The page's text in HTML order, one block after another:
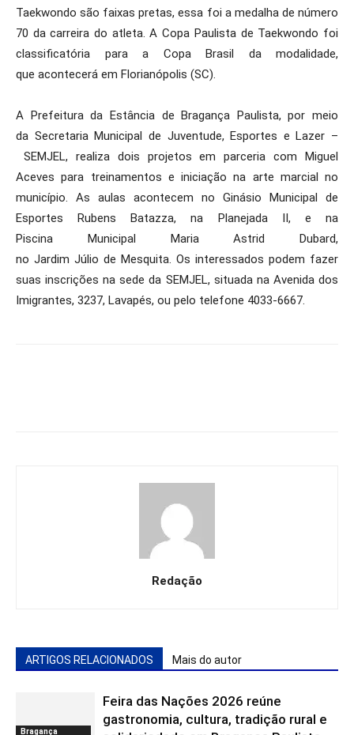
Taekwondo são faixas pretas, essa foi a medalha de número
70 da carreira do atleta. A Copa Paulista de Taekwondo foi
classificatória para a Copa Brasil da modalidade,
que acontecerá em Florianópolis (SC).
A Prefeitura da Estância de Bragança Paulista, por meio
da Secretaria Municipal de Juventude, Esportes e Lazer –
SEMJEL, realiza dois projetos em parceria com Miguel
Aceves para treinamentos e iniciação na arte marcial no
município. As aulas acontecem no Ginásio Municipal de
Esportes Rubens Batazza, na Planejada II, e na
Piscina Municipal Maria Astrid Dubard,
no Jardim Júlio de Mesquita. Os interessados podem fazer
suas inscrições na sede da SEMJEL, situada na Avenida dos
Imigrantes, 3237, Lavapés, ou pelo telefone 4033-6667.
Redação
ARTIGOS RELACIONADOS Mais do autor
Bragança
Feira das Nações 2026 reúne
gastronomia, cultura, tradição rural e